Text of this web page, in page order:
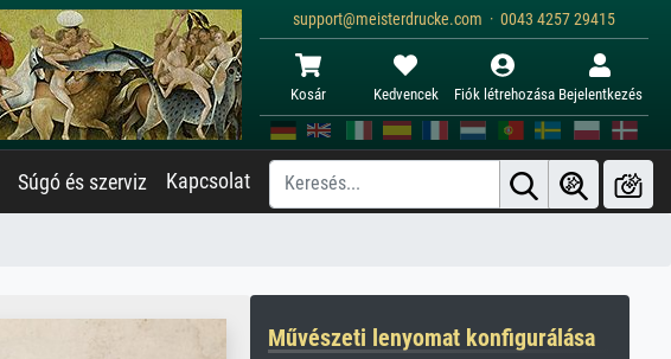
support@meisterdrucke.com · 0043 4257 29415
Kosár Kedvencek Fiók létrehozása Bejelentkezés
Súgó és szerviz Kapcsolat
Művészeti lenyomat konfigurálása